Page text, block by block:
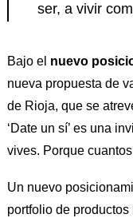
ser, a vivir
Bajo el nuevo
nueva propuesta de
de Rioja, que se
‘Date un sí’ es una
vives. Porque
Un nuevo
portfolio de productos